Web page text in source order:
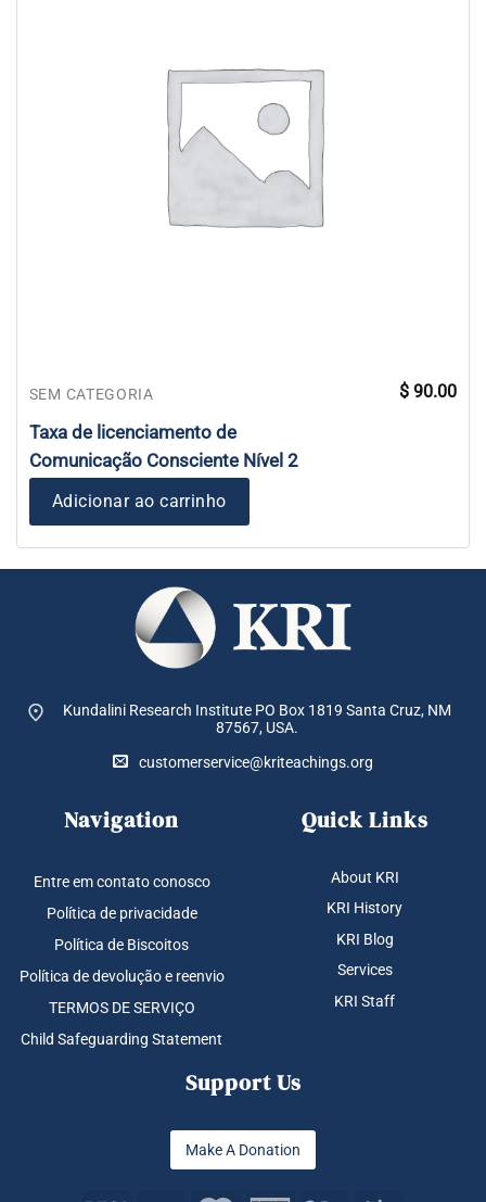
SEM CATEGORIA
Taxa de licenciamento de
Comunicação Consciente Nível 2
$ 90.00
Adicionar ao carrinho
Kundalini Research Institute PO Box 1819 Santa Cruz, NM
87567, USA.
customerservice@kriteachings.org
Navigation
Entre em contato conosco
Política de privacidade
Política de Biscoitos
Política de devolução e reenvio
TERMOS DE SERVIÇO
Child Safeguarding Statement
Quick Links
About KRI
KRI History
KRI Blog
Services
KRI Staff
Support Us
Make A Donation